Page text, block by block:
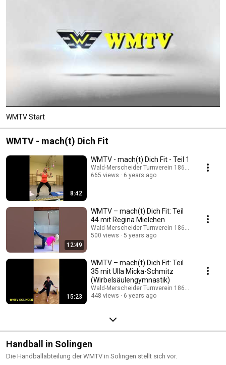
WMTV Start
WMTV - mach(t) Dich Fit
8:42
WMTV - mach(t) Dich Fit - Teil 1
Wald-Merscheider Turnverein 1861 e.V.
665 views
6 years ago
12:49
WMTV – mach(t) Dich Fit: Teil
44 mit Regina Mielchen
Wald-Merscheider Turnverein 1861 e.V.
500 views
5 years ago
15:23
WMTV – mach(t) Dich Fit: Teil
35 mit Ulla Micka-Schmitz
(Wirbelsäulengymnastik)
Wald-Merscheider Turnverein 1861 e.V.
448 views
6 years ago
Handball in Solingen
Die Handballabteilung der WMTV in Solingen stellt sich vor.